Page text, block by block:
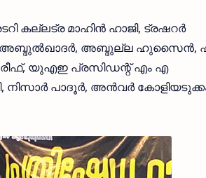
കല്ലട്ര മാഹിന്‍ ഹാജി, ട്രഷറര്‍
അബ്ദുല്‍ഖാദര്‍, അബ്ദുല്ല ഹുസൈന്‍,
യുഎഇ പ്രസിഡന്റ് എം എ
നിസാര്‍ പാദൂര്‍, അന്‍വര്‍